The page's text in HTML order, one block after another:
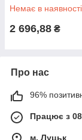
Немає в наявності
2 696,88 ₴
Про нас
96%
Працює з
м. Луцьк